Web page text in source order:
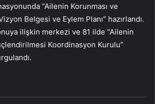
“Ailenin Korunması ve
Belgesi ve Eylem Planı” hazırlandı.
ilişkin merkezi ve 81 ilde “Ailenin
Koordinasyon Kurulu”